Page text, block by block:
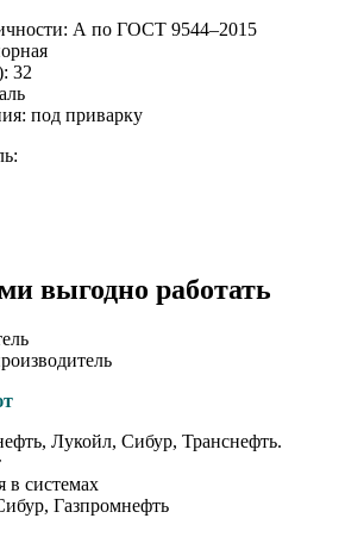
А по ГОСТ 9544–2015
32
под приварку
выгодно работать
Лукойл, Сибур, Транснефть.
в системах
Газпромнефть